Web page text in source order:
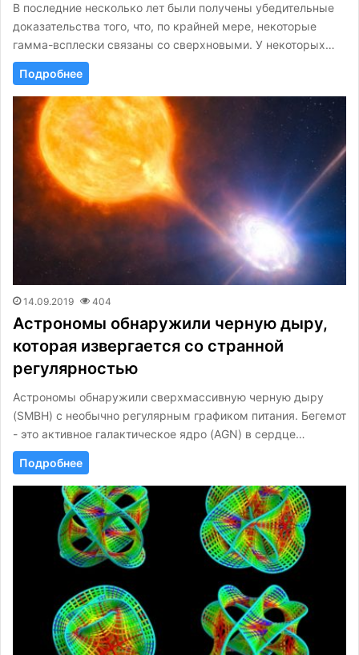
В последние несколько лет были получены убедительные
доказательства того, что, по крайней мере, некоторые
гамма-всплески связаны со сверхновыми. У некоторых…
Подробнее
14.09.2019 404
Астрономы обнаружили черную дыру,
которая извергается со странной
регулярностью
Астрономы обнаружили сверхмассивную черную дыру
(SMBH) с необычно регулярным графиком питания. Бегемот
- это активное галактическое ядро (AGN) в сердце…
Подробнее